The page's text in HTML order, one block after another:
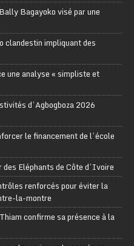
Bagayoko visé par une
clandestin impliquant des
une analyse « simpliste et
d’Agbogboza 2026
le financement de l’école
Eléphants de Côte d’Ivoire
renforcés pour éviter la
la-montre
confirme sa présence à la